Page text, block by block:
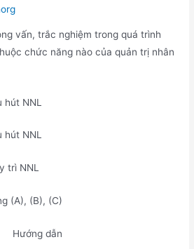
vấn, trắc nghiệm trong quá trình
chức năng nào của quản trị nhân
NNL
hút NNL
trì NNL
(A), (B), (C)
Hướng dẫn